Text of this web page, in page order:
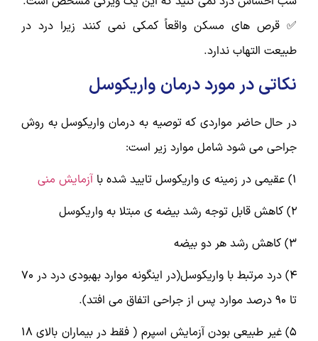
✅ قرص های مسکن واقعاً کمکی نمی کنند زیرا درد در
طبیعت التهاب ندارد.
نکاتی در مورد درمان واریکوسل
در حال حاضر مواردی که توصیه به درمان واریکوسل به روش
جراحی می شود شامل موارد زیر است:
1) عقیمی در زمینه ی واریکوسل تایید شده با
آزمایش منی
2) کاهش قابل توجه رشد بیضه ی مبتلا به واريکوسل
3) کاهش رشد هر دو بیضه
4) درد مرتبط با واریکوسل(در اینگونه موارد بهبودی درد در 70
تا 90 درصد موارد پس از جراحی اتفاق می افتد).
5) غیر طبیعی بودن آزمایش اسپرم ( فقط در بیماران بالای 18